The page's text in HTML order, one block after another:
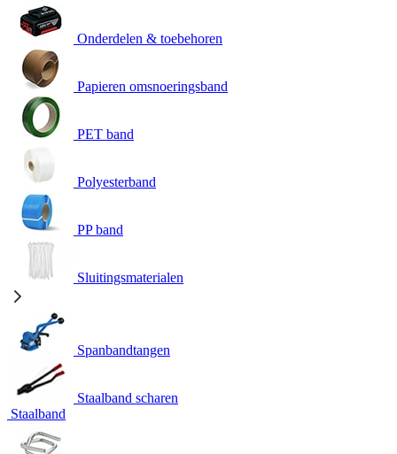
Onderdelen & toebehoren
Papieren omsnoeringsband
PET band
Polyesterband
PP band
Sluitingsmaterialen
Spanbandtangen
Staalband scharen
Staalband